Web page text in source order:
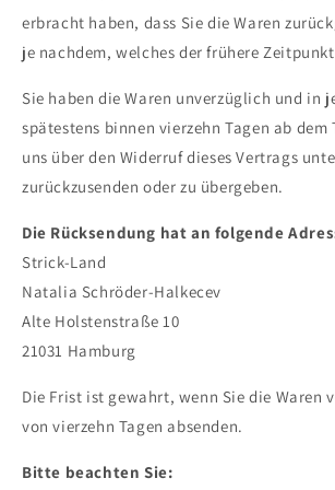
erbracht haben, dass Sie die Waren
je nachdem, welches der frühere
Sie haben die Waren unverzüglich und in
spätestens binnen vierzehn Tagen ab dem
uns über den Widerruf dieses Vertrags
zurückzusenden oder zu übergeben.
Die Rücksendung hat an folgende
Strick-Land
Natalia Schröder-Halkecev
Alte Holstenstraße 10
21031 Hamburg
Die Frist ist gewahrt, wenn Sie die Waren
von vierzehn Tagen absenden.
Bitte beachten Sie: